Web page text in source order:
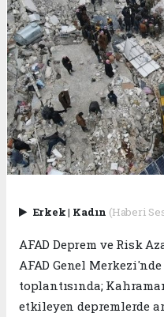
Erkek| Kadın (Haberi
AFAD Deprem ve Risk
AFAD Genel
toplantısında;
etkileyen depremlerde